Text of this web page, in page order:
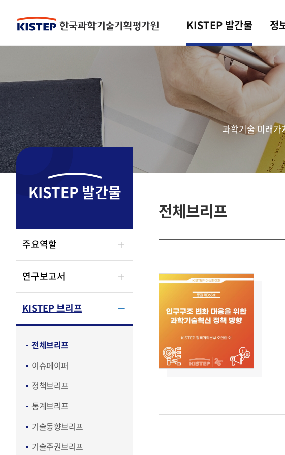
KISTEP 발간물 정
과학기술 미래가
KISTEP 발간물
주요역할
연구보고서
KISTEP 브리프
전체브리프
이슈페이퍼
정책브리프
통계브리프
기술동향브리프
기술주권브리프
전체브리프